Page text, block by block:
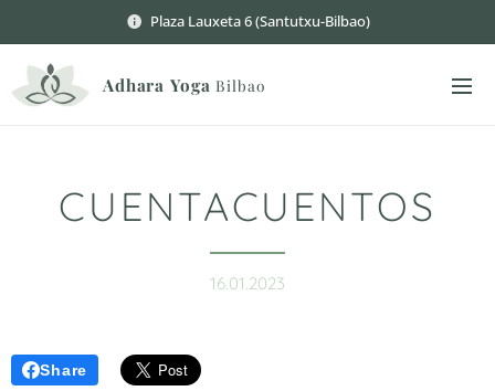
Plaza Lauxeta 6 (Santutxu-Bilbao)
Adhara Yoga Bilbao
CUENTACUENTOS
16.01.2023
Share